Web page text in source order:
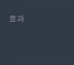
효과